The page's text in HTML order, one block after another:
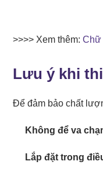
>>>> Xem thêm: Chữ
Lưu ý khi thi
Để đảm bảo chất
Không để va
Lắp đặt trong